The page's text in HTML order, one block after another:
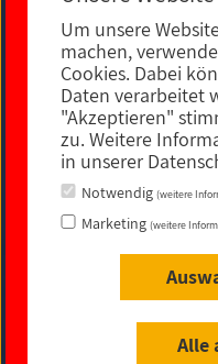
E-
Um unsere
machen,
Cookies. Dabei
Daten verarbeitet
"Akzeptieren"
zu. Weitere
in unserer
Notwendig (weitere
Marketing (weitere
Alle